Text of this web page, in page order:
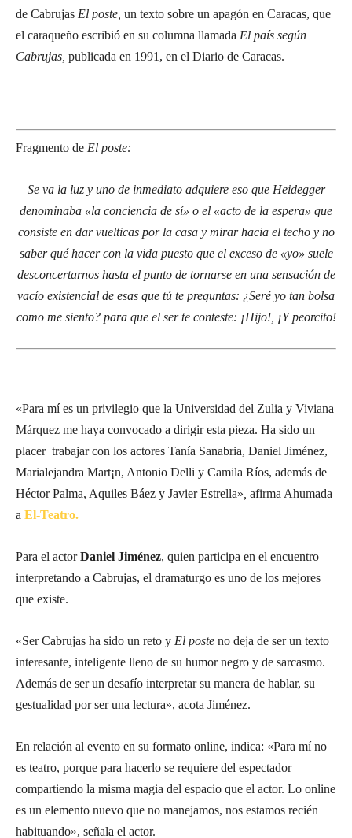
de Cabrujas El poste, un texto sobre un apagón en Caracas, que
el caraqueño escribió en su columna llamada El país según
Cabrujas, publicada en 1991, en el Diario de Caracas.
Fragmento de El poste:
Se va la luz y uno de inmediato adquiere eso que Heidegger
denominaba «la conciencia de sí» o el «acto de la espera» que
consiste en dar vuelticas por la casa y mirar hacia el techo y no
saber qué hacer con la vida puesto que el exceso de «yo» suele
desconcertarnos hasta el punto de tornarse en una sensación de
vacío existencial de esas que tú te preguntas: ¿Seré yo tan bolsa
como me siento? para que el ser te conteste: ¡Hijo!, ¡Y peorcito!
«Para mí es un privilegio que la Universidad del Zulia y Viviana
Márquez me haya convocado a dirigir esta pieza. Ha sido un
placer trabajar con los actores Tanía Sanabria, Daniel Jiménez,
Marialejandra Mart¡n, Antonio Delli y Camila Ríos, además de
Héctor Palma, Aquiles Báez y Javier Estrella» afirma Ahumada
a El-Teatro.
Para el actorDaniel Jiménez, quien participa en el encuentro
interpretando a Cabrujas, el dramaturgo es uno de los mejores
que existe.
«Ser Cabrujas ha sido un reto y El poste no deja de ser un texto
interesante, inteligente lleno de su humor negro y de sarcasmo.
Además de ser un desafío interpretar su manera de hablar, su
gestualidad por ser una lectura», acota Jiménez.
En relación al evento en su formato online, indica: «Para mí no
es teatro, porque para hacerlo se requiere del espectador
compartiendo la misma magia del espacio que el actor. Lo online
es un elemento nuevo que no manejamos, nos estamos recién
habituando», señala el actor.